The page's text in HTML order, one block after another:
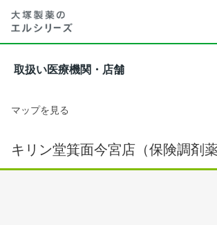
取扱い医療機関・店舗
マップを見る
キリン堂箕面今宮店（保険調剤薬